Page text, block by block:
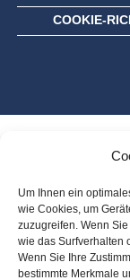
Um Ihnen ein
wie Cookies, um
zuzugreifen. Wenn
wie das Surfverhalten
Wenn Sie Ihre
bestimmte Merkmale
COOKIE-